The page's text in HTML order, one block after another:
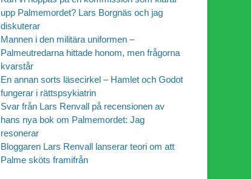
upp Palmemordet? Lars Borgnäs och jag
diskuterar
Mannen i den militära uniformen –
Palmeutredarna hittade honom, men frågorna
kvarstår
En annan sorts läsecirkel – Hamlet och Godot
fungerar i rättspsykiatrin
Svar från Lars Renvall på recensionen av
hans nya bok om Palmemordet: Jag
resonerar
Bloggaren Lars Renvall lanserar teori om att
Palme sköts framifrån